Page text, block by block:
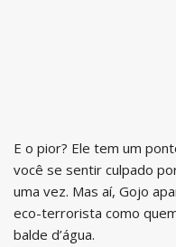
E o pior? Ele tem um
você se sentir culpado
uma vez. Mas aí, Gojo
eco-terrorista como
balde d’água.